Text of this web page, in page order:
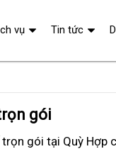
gói
gói tại Quỳ
vụ Tin tức